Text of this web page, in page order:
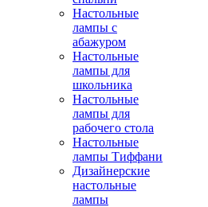
Настольные
лампы с
абажуром
Настольные
лампы для
школьника
Настольные
лампы для
рабочего стола
Настольные
лампы Тиффани
Дизайнерские
настольные
лампы